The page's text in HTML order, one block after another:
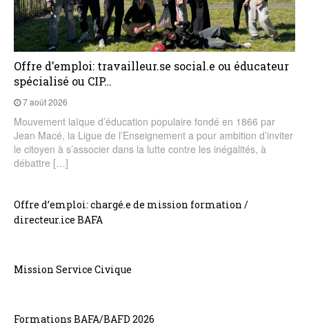
Offre d’emploi: travailleur.se social.e ou éducateur
spécialisé ou CIP…
7 août 2026
Mouvement laïque d’éducation populaire fondé en 1866 par
Jean Macé, la Ligue de l’Enseignement a pour ambition d’inviter
le citoyen à s’associer dans la lutte contre les inégalités, à
débattre […]
Offre d’emploi: chargé.e de mission formation /
directeur.ice BAFA
Mission Service Civique
Formations BAFA/BAFD 2026